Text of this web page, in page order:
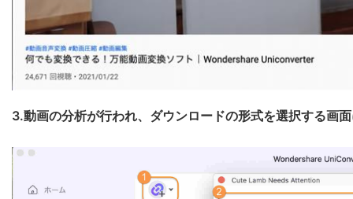
3.動画の分析が行われ、ダウンロードの形式を選択する画